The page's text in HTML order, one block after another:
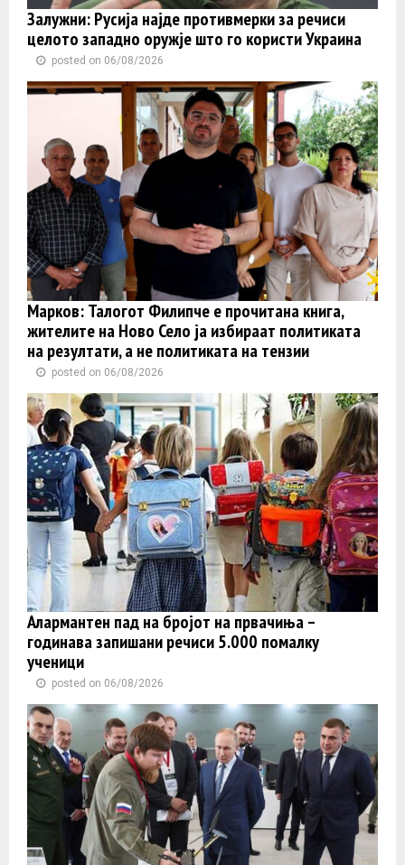
Залужни: Русија најде противмерки за речиси
целото западно оружје што го користи Украина
posted on 06/08/2026
Марков: Талогот Филипче е прочитана книга,
жителите на Ново Село ја избираат политиката
на резултати, а не политиката на тензии
posted on 06/08/2026
Алармантен пад на бројот на првачиња –
годинава запишани речиси 5.000 помалку
ученици
posted on 06/08/2026